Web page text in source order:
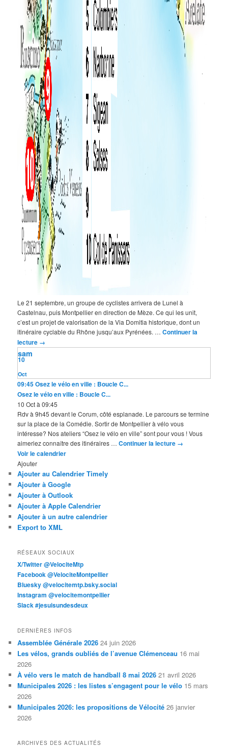
Le 21 septembre, un groupe de cyclistes arrivera de Lunel à
Castelnau, puis Montpellier en direction de Mèze. Ce qui les unit,
c’est un projet de valorisation de la Via Domitia historique, dont un
itinéraire cyclable du Rhône jusqu’aux Pyrénées. …Continuer la
lecture →
Oct
10
sam
09:45Osez le vélo en ville : Boucle C...
Osez le vélo en ville : Boucle C...
10 Oct à 09:45
Rdv à 9h45 devant le Corum, côté esplanade. Le parcours se termine
sur la place de la Comédie. Sortir de Montpellier à vélo vous
intéresse? Nos ateliers “Osez le vélo en ville” sont pour vous ! Vous
aimeriez connaître des itinéraires …Continuer la lecture →
Voir le calendrier
Ajouter
Ajouter au Calendrier Timely
Ajouter à Google
Ajouter à Outlook
Ajouter à Apple Calendrier
Ajouter à un autre calendrier
Export to XML
RÉSEAUX SOCIAUX
X/Twitter @VelociteMtp
Facebook @VelociteMontpellier
Bluesky @velocitemtp.bsky.social
Instagram @velocitemontpellier
Slack #jesuisundesdeux
DERNIÈRES INFOS
Assemblée Générale 2026 24 juin 2026
Les vélos, grands oubliés de l’avenue Clémenceau 16 mai
2026
À vélo vers le match de handball 8 mai 2026 21 avril 2026
Municipales 2026 : les listes s’engagent pour le vélo 15 mars
2026
Municipales 2026: les propositions de Vélocité 26 janvier
2026
ARCHIVES DES ACTUALITÉS